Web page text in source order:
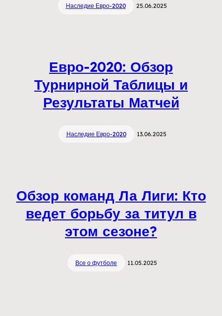
Наследие Евро-2020 25.06.2025
Евро-2020: Обзор
Турнирной Таблицы и
Результаты Матчей
Наследие Евро-2020 13.06.2025
Обзор команд Ла Лиги: Кто
ведет борьбу за титул в
этом сезоне?
Все о футболе 11.05.2025